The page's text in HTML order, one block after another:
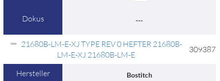
Dokus ---
21680B-LM-E-XJ TYPE REV 0 HEFTER 21680B-
LM-E-XJ 21680B-LM-E
309387
Hersteller Bostitch